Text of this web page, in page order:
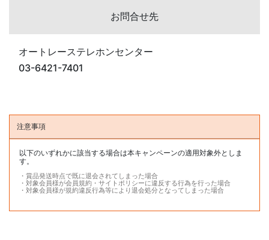
お問合せ先
オートレーステレホンセンター
03-6421-7401
注意事項
以下のいずれかに該当する場合は本キャンペーンの適用対象外としま
す。
・賞品発送時点で既に退会されてしまった場合
・対象会員様が会員規約・サイトポリシーに違反する行為を行った場合
・対象会員様が規約違反行為等により退会処分となってしまった場合